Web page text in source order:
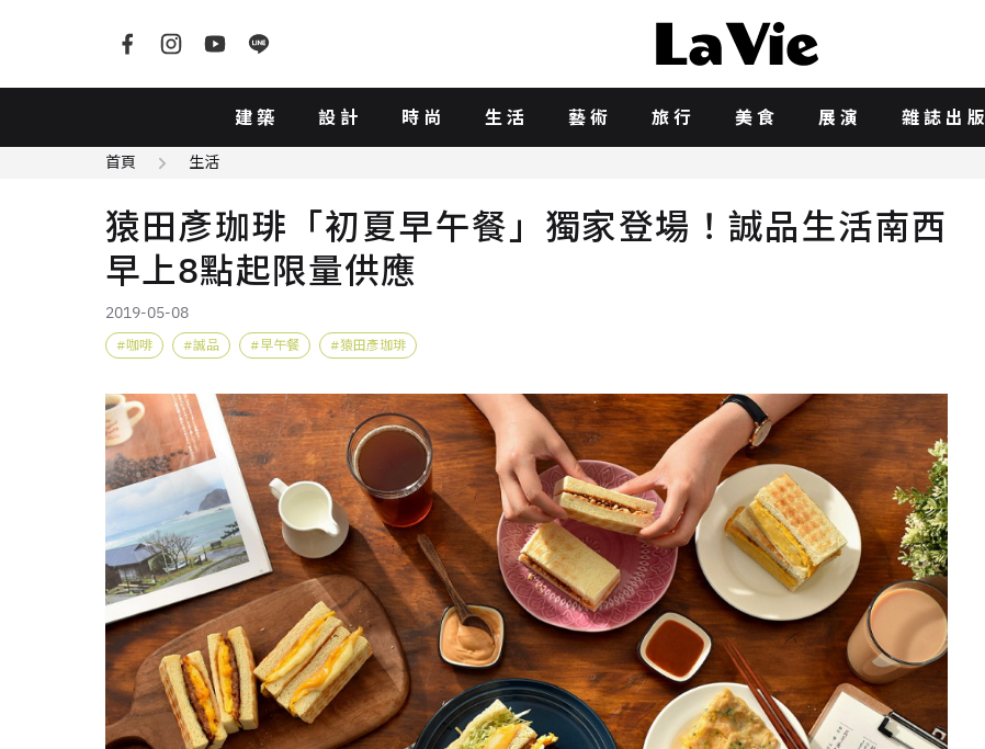
建築 設計 時尚 生活 藝術 旅行 美食 展演 雜誌出版
首頁 生活
猿田彥珈琲「初夏早午餐」獨家登場！誠品生活南西
早上8點起限量供應
2019-05-08
咖啡 誠品 早午餐 猿田彥珈琲